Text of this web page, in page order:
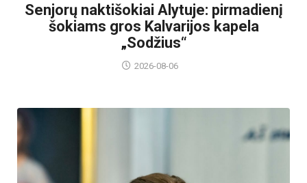
Senjorų naktišokiai Alytuje: pirmadienį
šokiams gros Kalvarijos kapela
„Sodžius“
2026-08-06